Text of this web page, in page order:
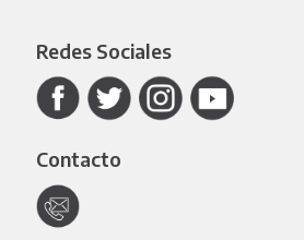
Redes Sociales
Contacto